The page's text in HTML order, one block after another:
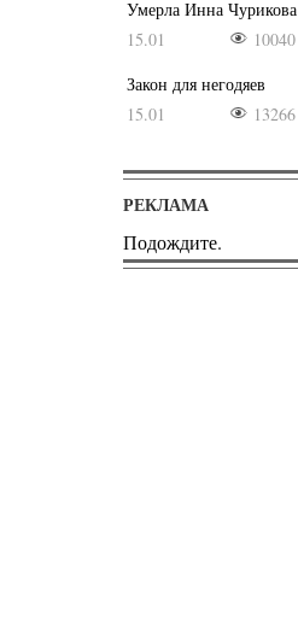
Умерла Инна Чурикова
15.01
10040
Закон для негодяев
15.01
13266
РЕКЛАМА
Подождите.